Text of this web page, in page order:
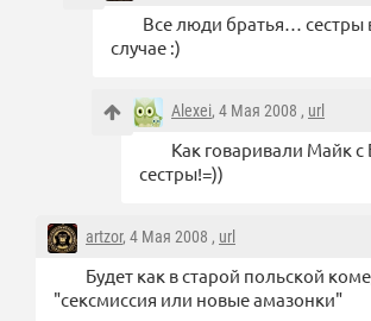
Все люди братья… сестры
случае :)
Alexei, 4 Мая 2008 , url
Как говаривали Майк с
сестры!=))
artzor, 4 Мая 2008 , url
Будет как в старой польской
"сексмиссия или новые амазонки"